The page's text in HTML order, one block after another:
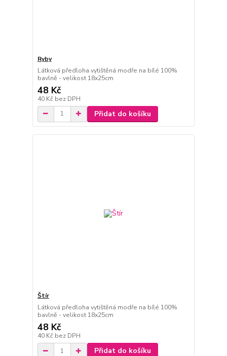
Ryby
Látková předloha vytištěná modře na bílé 100%
bavlně - velikost 18x25cm
48 Kč
40 Kč bez DPH
Přidat do košíku
Štír
Látková předloha vytištěná modře na bílé 100%
bavlně - velikost 18x25cm
48 Kč
40 Kč bez DPH
Přidat do košíku